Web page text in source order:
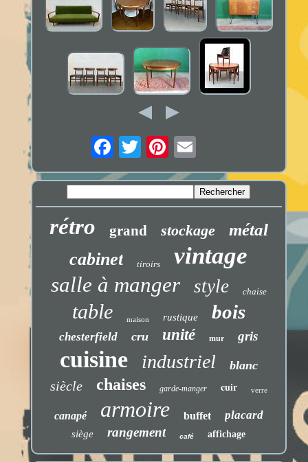
rétro grand stockage métal
cabinet tiroirs vintage
salle à manger style chaise
table maison rustique bois
chesterfield cru unité mur gris
cuisine industriel blanc
siècle chaises garde-manger cuir verre
canapé armoire buffet placard
siège rangement café affichage